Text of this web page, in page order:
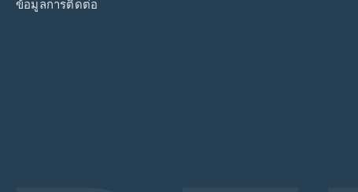
ข้อมูลการติดต่อ